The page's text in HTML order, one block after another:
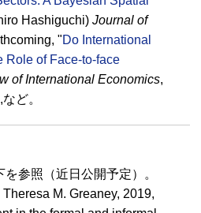
Hashiguchi) Journal of
"Do International
Role of Face-to-face
of International Economics,
ど。
参照（近日公開予定）。
M. Greaney, 2019,